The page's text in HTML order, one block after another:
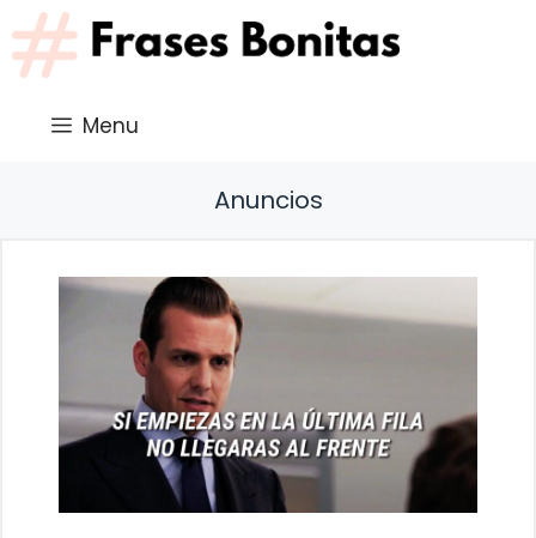
Saltar
al
contenido
Menu
Anuncios